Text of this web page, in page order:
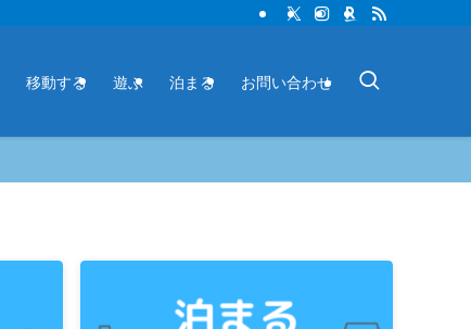
移動する 遊ぶ 泊まる お問い合わせ